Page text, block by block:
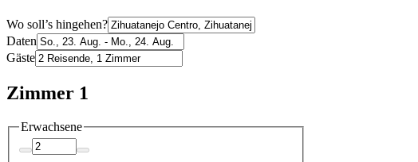
Wo soll’s hingehen?
Daten
Gäste
Zimmer 1
Erwachsene